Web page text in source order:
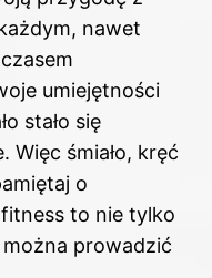
nawet
umiejętności
stało się
Więc śmiało, kręć
o
to nie tylko
prowadzić